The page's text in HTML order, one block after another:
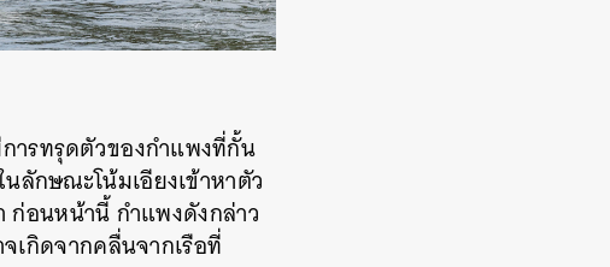
ารทรุดตัวของกำแพงที่กั้น
กษณะโน้มเอียงเข้าหาตัว
ก่อนหน้านี้ กำแพงดังกล่าว
เกิดจากคลื่นจากเรือที่